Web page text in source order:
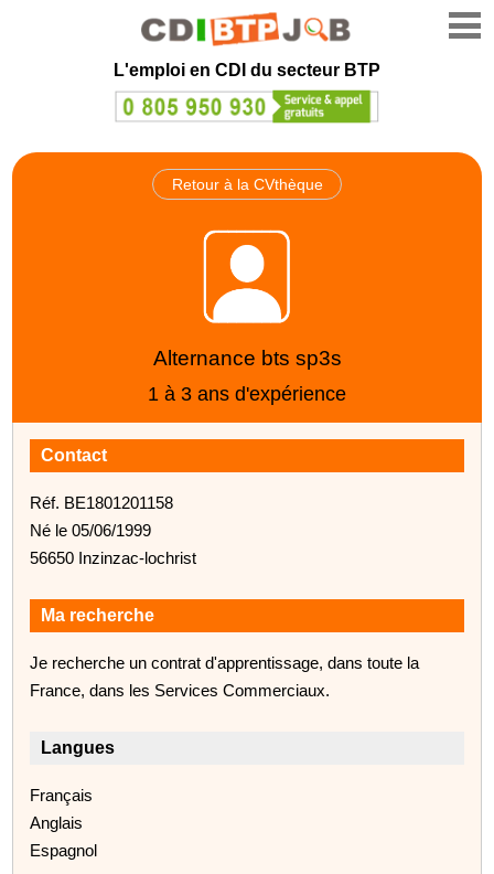
L'emploi en CDI du secteur BTP
Retour à la CVthèque
Alternance bts sp3s
1 à 3 ans d'expérience
Contact
Réf. BE1801201158
Né le 05/06/1999
56650 Inzinzac-lochrist
Ma recherche
Je recherche un contrat d'apprentissage, dans toute la
France, dans les Services Commerciaux.
Langues
Français
Anglais
Espagnol